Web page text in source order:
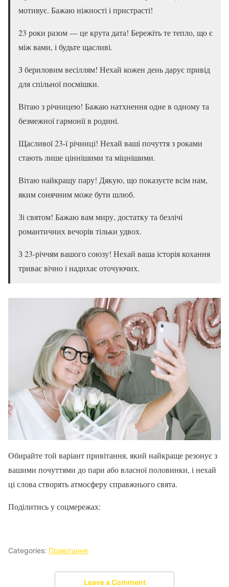
мотивує. Бажаю ніжності і пристрасті!
23 роки разом — це крута дата! Бережіть те тепло, що є
між вами, і будьте щасливі.
З бериловим весіллям! Нехай кожен день дарує привід
для спільної посмішки.
Вітаю з річницею! Бажаю натхнення одне в одному та
безмежної гармонії в родині.
Щасливої 23-ї річниці! Нехай ваші почуття з роками
стають лише ціннішими та міцнішими.
Вітаю найкращу пару! Дякую, що показуєте всім нам,
яким сонячним може бути шлюб.
Зі святом! Бажаю вам миру, достатку та безлічі
романтичних вечорів тільки удвох.
З 23-річчям вашого союзу! Нехай ваша історія кохання
триває вічно і надихає оточуючих.
Обирайте той варіант привітання, який найкраще резонує з
вашими почуттями до пари або власної половинки, і нехай
ці слова створять атмосферу справжнього свята.
Поділитись у соцмережах:
Categories: Привітання
Leave a Comment